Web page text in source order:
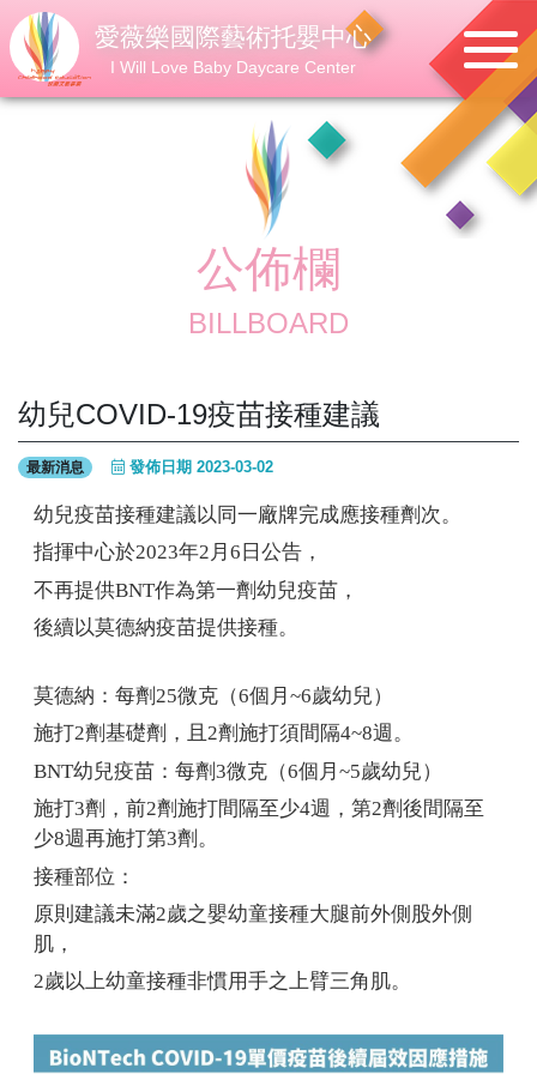
愛薇樂國際藝術托嬰中心
I Will Love Baby Daycare Center
公佈欄
BILLBOARD
幼兒COVID-19疫苗接種建議
最新消息 發佈日期 2023-03-02
幼兒疫苗接種建議以同一廠牌完成應接種劑次。
指揮中心於2023年2月6日公告，
不再提供BNT作為第一劑幼兒疫苗，
後續以莫德納疫苗提供接種。
莫德納：每劑25微克（6個月~6歲幼兒）
施打2劑基礎劑，且2劑施打須間隔4~8週。
BNT幼兒疫苗：每劑3微克（6個月~5歲幼兒）
施打3劑，前2劑施打間隔至少4週，第2劑後間隔至
少8週再施打第3劑。
接種部位：
原則建議未滿2歲之嬰幼童接種大腿前外側股外側
肌，
2歲以上幼童接種非慣用手之上臂三角肌。